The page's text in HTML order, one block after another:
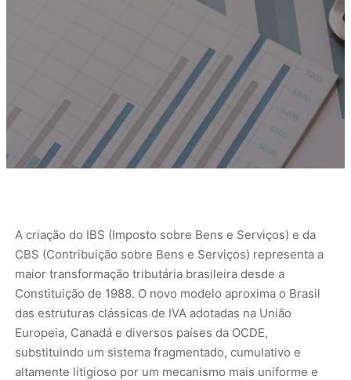
A criação do IBS (Imposto sobre Bens e Serviços) e da
CBS (Contribuição sobre Bens e Serviços) representa a
maior transformação tributária brasileira desde a
Constituição de 1988. O novo modelo aproxima o Brasil
das estruturas clássicas de IVA adotadas na União
Europeia, Canadá e diversos países da OCDE,
substituindo um sistema fragmentado, cumulativo e
altamente litigioso por um mecanismo mais uniforme e